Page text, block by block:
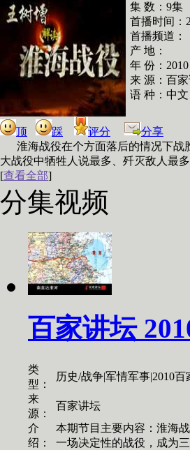
集 数：9集
首播时间：
首播频道：
产 地：
年 份：2010
来 源：百
语 种：中文
顶 踩 评分
分享
淮海战役在个方面落后的情况下
大战役中牺牲人说最多、歼灭敌人最
[查看全部]
分集视频
百家讲坛
类
型：
历史/战争|军情军事|2010百
来
源：
百家讲坛
介
绍：
本期节目主要内容：淮海
一场决定性的战役，成为